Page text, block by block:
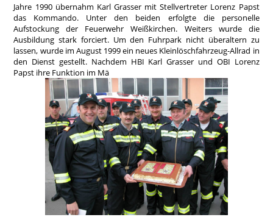
Jahre 1990 übernahm Karl Grasser mit Stellvertreter Lorenz Papst
das Kommando. Unter den beiden erfolgte die personelle
Aufstockung der Feuerwehr Weißkirchen. Weiters wurde die
Ausbildung stark forciert. Um den Fuhrpark nicht überaltern zu
lassen, wurde im August 1999 ein neues Kleinlöschfahrzeug-Allrad in
den Dienst gestellt. Nachdem HBI Karl Grasser und OBI Lorenz
Papst ihre Funktion im Mä